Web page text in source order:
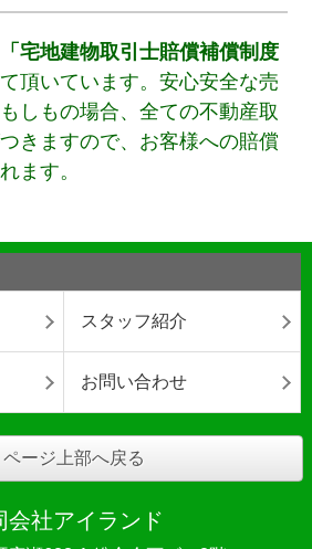
「宅地建物取引士賠償補償制度
頂いています。安心安全な売
しもの場合、全ての不動産取
きますので、お客様への賠償
ます。
スタッフ紹介
お問い合わせ
ページ上部へ戻る
会社アイランド